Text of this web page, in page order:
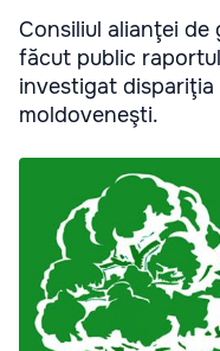
Consiliul alianţei de
făcut public
investigat
moldoveneşti.